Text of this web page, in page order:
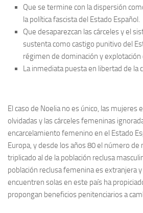
Que se termine con la dispersión
la política fascista del Estado Español.
Que desaparezcan las cárceles y el
sustenta como castigo punitivo del
régimen de dominación y explotación
La inmediata puesta en libertad de la
El caso de Noelia no es único, las mujeres
olvidadas y las cárceles femeninas
encarcelamiento femenino en el Estado
Europa, y desde los años 80 el número de
triplicado al de la población reclusa
población reclusa femenina es extranjera
encuentren solas en este país ha
propongan beneficios penitenciarios a